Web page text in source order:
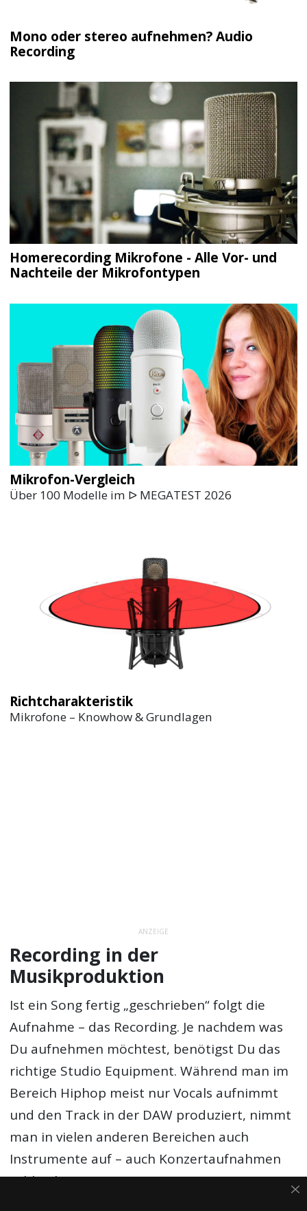
Mono oder stereo aufnehmen? Audio
Recording
Homerecording Mikrofone - Alle Vor- und
Nachteile der Mikrofontypen
Mikrofon-Vergleich
Über 100 Modelle im ᐅ MEGATEST 2026
Richtcharakteristik
Mikrofone – Knowhow & Grundlagen
ANZEIGE
Recording in der
Musikproduktion
Ist ein Song fertig „geschrieben“ folgt die
Aufnahme – das Recording. Je nachdem was
Du aufnehmen möchtest, benötigst Du das
richtige Studio Equipment. Während man im
Bereich Hiphop meist nur Vocals aufnimmt
und den Track in der DAW produziert, nimmt
man in vielen anderen Bereichen auch
Instrumente auf – auch Konzertaufnahmen
zählen hierzu.